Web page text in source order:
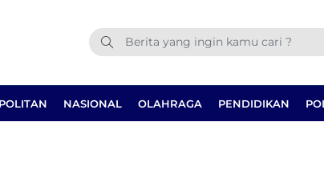
NASIONAL OLAHRAGA PENDIDIKAN